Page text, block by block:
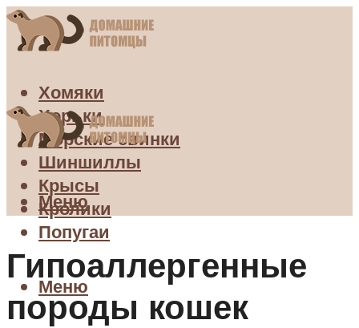
Хомяки
Хорьки
Морские свинки
Шиншиллы
Крысы
Кролики
Попугаи
Меню
Меню
Гипоаллергенные
породы кошек